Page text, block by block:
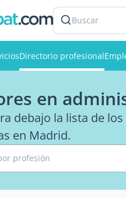
Buscar
Directorio profesional
en
debajo la lista de
en Madrid.
profesión